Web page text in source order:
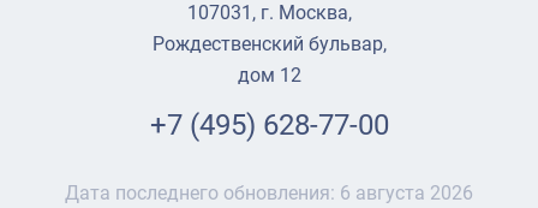
107031, г. Москва,
Рождественский бульвар,
дом 12
+7 (495) 628-77-00
Дата последнего обновления: 6 августа 2026